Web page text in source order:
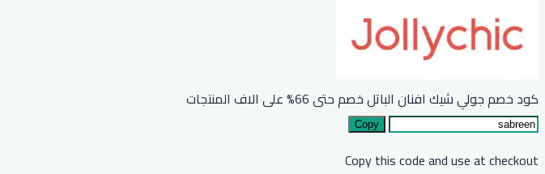
كود خصم جولي شيك افنان الباتل خصم حتى 66% على الاف المنتجات
Copy
Copy this code and use at checkout